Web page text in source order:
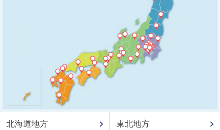
北海道地方 東北地方